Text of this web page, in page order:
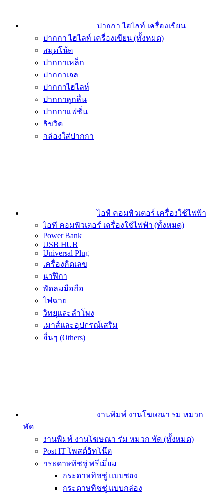
ปากกา ไฮไลท์ เครื่องเขียน
ปากกา ไฮไลท์ เครื่องเขียน (ทั้งหมด)
สมุดโน้ต
ปากกาเหล็ก
ปากกาเจล
ปากกาไฮไลท์
ปากกาลูกลื่น
ปากกาแฟชั่น
ลิขวิด
กล่องใส่ปากกา
ไอที คอมพิวเตอร์ เครื่องใช้ไฟฟ้า
ไอที คอมพิวเตอร์ เครื่องใช้ไฟฟ้า (ทั้งหมด)
Power Bank
USB HUB
Universal Plug
เครื่องคิดเลข
นาฬิกา
พัดลมมือถือ
ไฟฉาย
วิทยุและลำโพง
เมาส์และอุปกรณ์เสริม
อื่นๆ (Others)
งานพิมพ์ งานโฆษณา ร่ม หมวก
พัด
งานพิมพ์ งานโฆษณา ร่ม หมวก พัด (ทั้งหมด)
Post IT โพสต์อิทโน๊ต
กระดาษทิชชู่ พรีเมี่ยม
กระดาษทิชชู่ แบบซอง
กระดาษทิชชู่ แบบกล่อง